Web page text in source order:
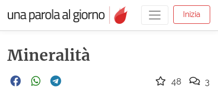
Inizia
Mineralità
48 3